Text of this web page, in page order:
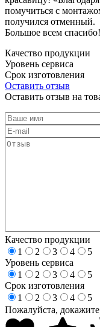
помучиться с
получился отменный.
Большое всем
Качество продукции
Уровень сервиса
Срок изготовления
Оставить отзыв
Оставить отзыв на
Качество продукции
1
2 3 4
5
Уровень сервиса
1
2 3 4
5
Срок изготовления
1
2 3 4
5
Пожалуйста,